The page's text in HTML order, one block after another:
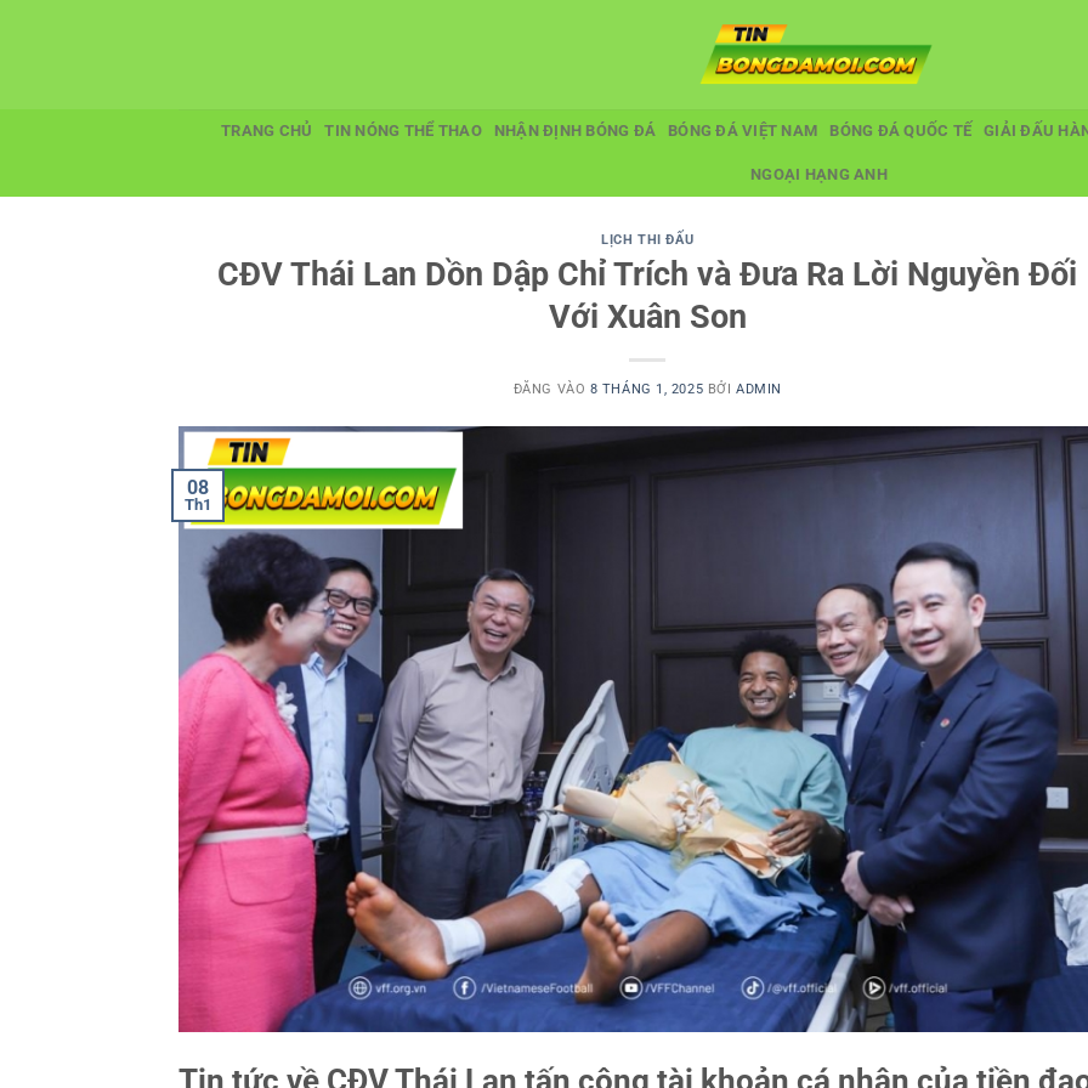
TRANG CHỦ TIN NÓNG THỂ THAO NHẬN ĐỊNH BÓNG ĐÁ BÓNG ĐÁ VIỆT NAM BÓNG ĐÁ QUỐC TẾ GIẢI ĐẤU
NGOẠI HẠNG ANH
LỊCH THI ĐẤU
CĐV Thái Lan Dồn Dập Chỉ Trích và Đưa Ra Lời Nguyền Đối
Với Xuân Son
ĐĂNG VÀO 8 THÁNG 1, 2025 BỞI ADMIN
08
Th1
Tin tức về CĐV Thái Lan tấn công tài khoản cá nhân của tiền